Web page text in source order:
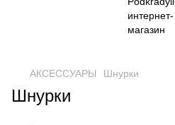
АКСЕССУАРЫ Шнурки
Шнурки